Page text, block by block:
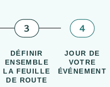
DÉFINIR
ENSEMBLE
LA FEUILLE
DE ROUTE
JOUR DE
VOTRE
ÉVÉNEMENT